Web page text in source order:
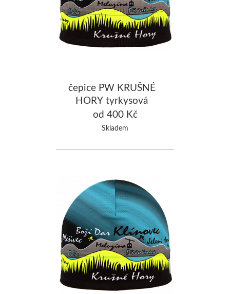
čepice PW KRUŠNÉ
HORY tyrkysová
od 400 Kč
Skladem